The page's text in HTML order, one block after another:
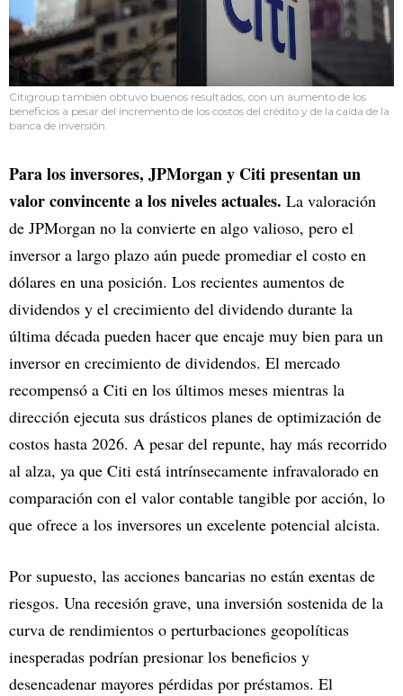
Citigroup también obtuvo buenos resultados, con un aumento de los
beneficios a pesar del incremento de los costos del crédito y de la caída de la
banca de inversión.
Para los inversores, JPMorgan y Citi presentan un
valor convincente a los niveles actuales. La valoración
de JPMorgan no la convierte en algo valioso, pero el
inversor a largo plazo aún puede promediar el costo en
dólares en una posición. Los recientes aumentos de
dividendos y el crecimiento del dividendo durante la
última década pueden hacer que encaje muy bien para un
inversor en crecimiento de dividendos. El mercado
recompensó a Citi en los últimos meses mientras la
dirección ejecuta sus drásticos planes de optimización de
costos hasta 2026. A pesar del repunte, hay más recorrido
al alza, ya que Citi está intrínsecamente infravalorado en
comparación con el valor contable tangible por acción, lo
que ofrece a los inversores un excelente potencial alcista.
Por supuesto, las acciones bancarias no están exentas de
riesgos. Una recesión grave, una inversión sostenida de la
curva de rendimientos o perturbaciones geopolíticas
inesperadas podrían presionar los beneficios y
desencadenar mayores pérdidas por préstamos. El